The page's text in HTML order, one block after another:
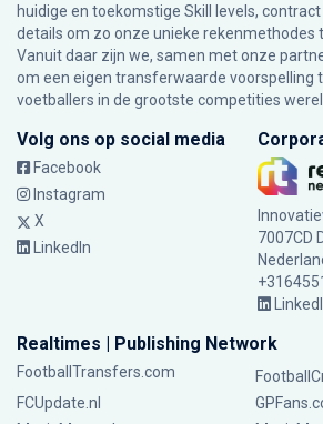
huidige en toekomstige Skill levels,
details om zo onze unieke rekenmethodes
Vanuit daar zijn we, samen met onze
om een eigen transferwaarde voorspelling
voetballers in de grootste competities
Volg ons op social media
Facebook
Instagram
X
LinkedIn
7007CD
Realtimes | Publishing Network
FootballTransfers.com
FCUpdate.nl